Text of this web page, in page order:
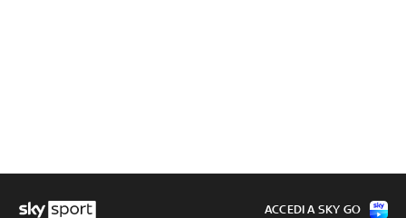
ACCEDI A SKY GO